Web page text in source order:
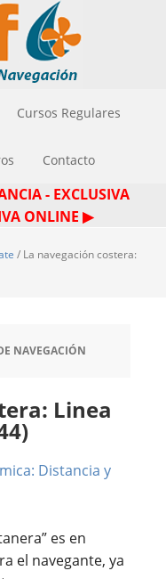
Cursos Regulares
Contacto
- EXCLUSIVA
ONLINE ▶
/ La navegación costera:
NAVEGACIÓN
Linea
Distancia y
es en
el navegante, ya